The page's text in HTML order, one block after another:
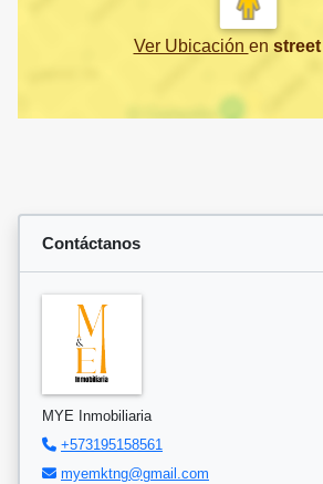
Ver Ubicación en
Contáctanos
MYE Inmobiliaria
+573195158561
myemktng@gmail.com